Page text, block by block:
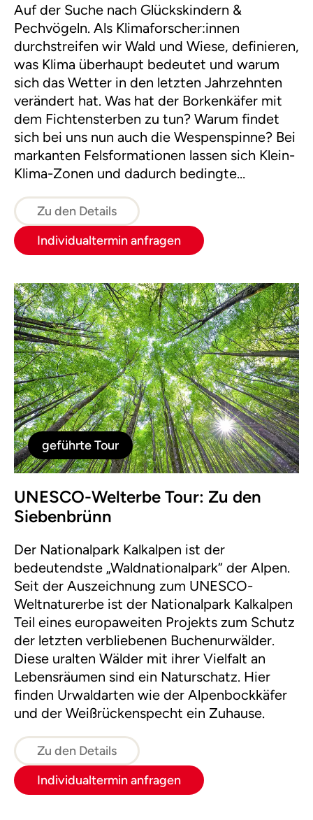
Auf der Suche nach Glückskindern &
Pechvögeln. Als Klimaforscher:innen
durchstreifen wir Wald und Wiese, definieren,
was Klima überhaupt bedeutet und warum
sich das Wetter in den letzten Jahrzehnten
verändert hat. Was hat der Borkenkäfer mit
dem Fichtensterben zu tun? Warum findet
sich bei uns nun auch die Wespenspinne? Bei
markanten Felsformationen lassen sich Klein-
Klima-Zonen und dadurch bedingte
Klimaerwärmung und Treibhauseffekt
werden spielerisch verständlich gemacht.
Zu den Details
Individualtermin anfragen
geführte Tour
UNESCO-Welterbe Tour: Zu den
Siebenbrünn
Der Nationalpark Kalkalpen ist der
bedeutendste „Waldnationalpark“ der Alpen.
Seit der Auszeichnung zum UNESCO-
Weltnaturerbe ist der Nationalpark Kalkalpen
Teil eines europaweiten Projekts zum Schutz
der letzten verbliebenen Buchenurwälder.
Diese uralten Wälder mit ihrer Vielfalt an
Lebensräumen sind ein Naturschatz. Hier
finden Urwaldarten wie der Alpenbockkäfer
und der Weißrückenspecht ein Zuhause.
Zu den Details
Individualtermin anfragen